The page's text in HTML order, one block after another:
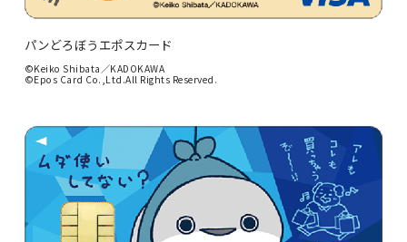
パンどろぼうエポスカード
©Keiko Shibata／KADOKAWA
©Epos Card Co.,Ltd.All Rights Reserved.